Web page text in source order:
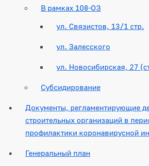
В рамках 108-ОЗ
ул. Связистов, 13/1 стр.
ул. Залесского
ул. Новосибирская, 27
Субсидирование
Документы, регламентирующие
строительных организаций в
профилактики коронавирусной
Генеральный план